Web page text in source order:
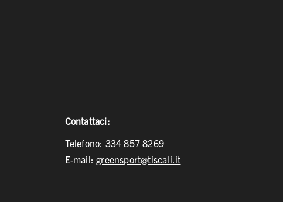
Contattaci:
Telefono: 334 857 8269
E-mail:greensport@tiscali.it